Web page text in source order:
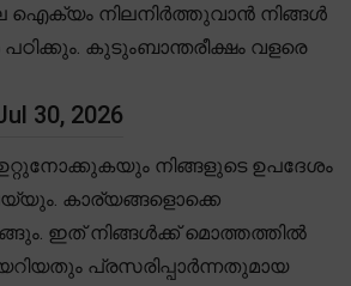
ഐക്യം നിലനിർത്തുവാൻ നിങ്ങൾ
കുടുംബാന്തരീക്ഷം വളരെ
30, 2026
നിങ്ങളുടെ ഉപദേശം
കാര്യങ്ങളൊക്കെ
ഇത് നിങ്ങൾക്ക് മൊത്തത്തിൽ
പ്രസരിപ്പാർന്നതുമായ